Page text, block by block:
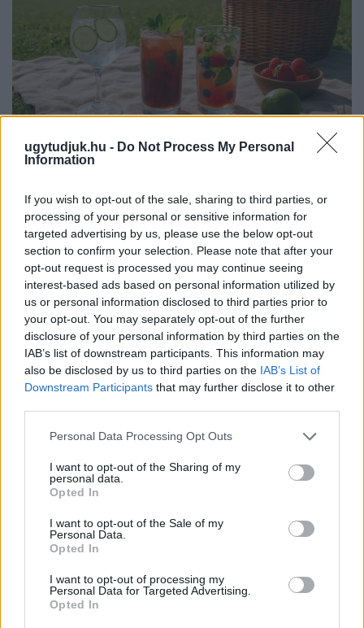
ugytudjuk.hu - Do Not Process My Personal
Information
If you wish to opt-out of the sale, sharing to third parties, or
processing of your personal or sensitive information for
targeted advertising by us, please use the below opt-out
section to confirm your selection. Please note that after your
opt-out request is processed you may continue seeing
interest-based ads based on personal information utilized by
us or personal information disclosed to third parties prior to
your opt-out. You may separately opt-out of the further
disclosure of your personal information by third parties on the
IAB’s list of downstream participants. This information may
also be disclosed by us to third parties on the IAB’s List of
Downstream Participants that may further disclose it to other
Please note that this website/app uses one or more Google
not limited to your visit or usage behaviour. You may click to
grant or deny consent to Google and its third-party tags to
use your data for below specified purposes in below Google
consent section.
Personal Data Processing Opt Outs
I want to opt-out of the Sharing of my
personal data.
Opted In
I want to opt-out of the Sale of my
Personal Data.
Opted In
I want to opt-out of processing my
Personal Data for Targeted Advertising.
Opted In
PIKNIK ITALOK: ÍZEK ÉS ÉLMÉNYEK A SZABADBAN
Ahogy tavaszodik és a nap egyre tovább marad velünk, sokaknak
támad kedve kirándulni a természetbe.
ÖRÖMHÍR: TÍZ ÉVE NEM VOLT ILYEN ALACSONY AZ
INFLÁCIÓ MAGYARORSZÁGON
Júliusban mindössze 1,2 százalékkal emelkedtek éves
összevetésben a fogyasztói árak, miközben az élelmiszerek ára
már csökkent.